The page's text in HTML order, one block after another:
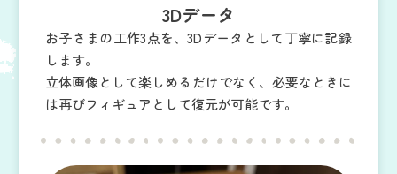
3Dデータ
お子さまの工作3点を、3Dデータとして丁寧に記録
します。
立体画像として楽しめるだけでなく、必要なときに
は再びフィギュアとして復元が可能です。